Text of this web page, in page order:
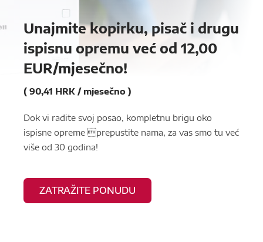
Unajmite kopirku, pisač i drugu
ispisnu opremu već od 12,00
EUR/mjesečno!
( 90,41 HRK / mjesečno )
Dok vi radite svoj posao, kompletnu brigu oko
ispisne opreme prepustite nama, za vas smo tu već
više od 30 godina!
ZATRAŽITE PONUDU